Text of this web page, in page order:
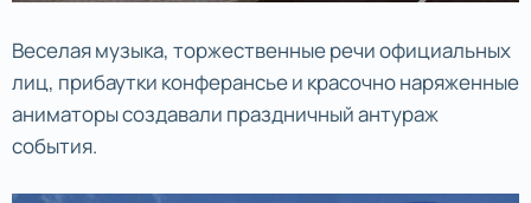
Веселая музыка, торжественные речи официальных
лиц, прибаутки конферансье и красочно наряженные
аниматоры создавали праздничный антураж
события.